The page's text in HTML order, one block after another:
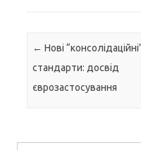
Навігація по запису
← Нові
стандарти: досвід
єврозастосування